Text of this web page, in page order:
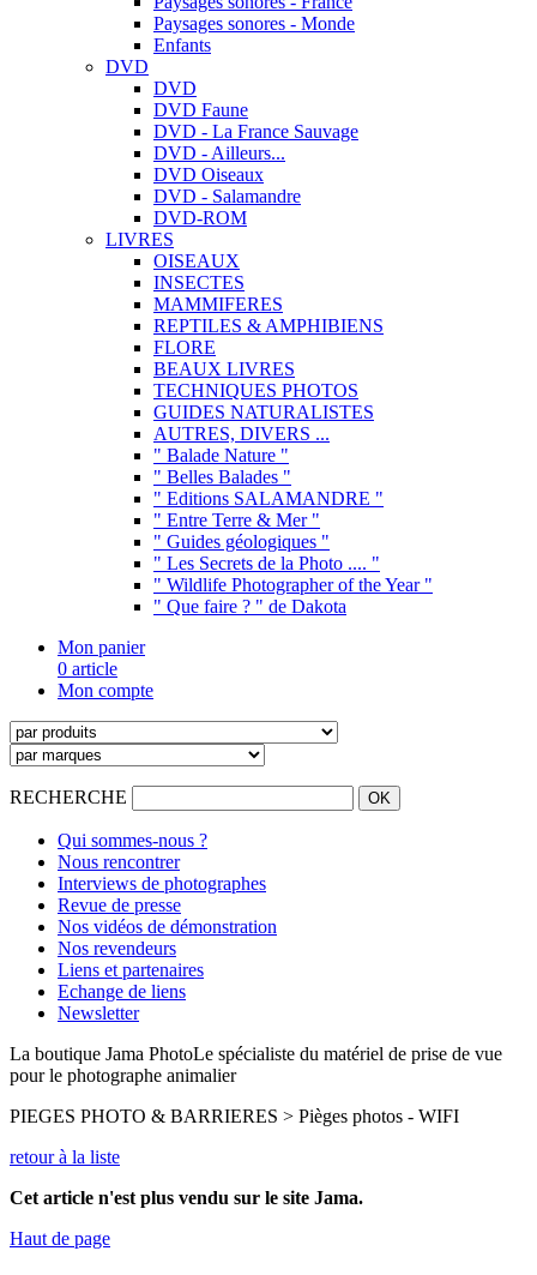
Paysages sonores - Monde
Enfants
DVD
DVD
DVD Faune
DVD - La France Sauvage
DVD - Ailleurs...
DVD Oiseaux
DVD - Salamandre
DVD-ROM
LIVRES
OISEAUX
INSECTES
MAMMIFERES
REPTILES & AMPHIBIENS
FLORE
BEAUX LIVRES
TECHNIQUES PHOTOS
GUIDES NATURALISTES
AUTRES, DIVERS ...
" Balade Nature "
" Belles Balades "
" Editions SALAMANDRE "
" Entre Terre & Mer "
" Guides géologiques "
" Les Secrets de la Photo .... "
" Wildlife Photographer of the Year "
" Que faire ? " de Dakota
Mon panier
0 article
Mon compte
RECHERCHE
Qui sommes-nous ?
Nous rencontrer
Interviews de photographes
Revue de presse
Nos vidéos de démonstration
Nos revendeurs
Liens et partenaires
Echange de liens
Newsletter
La boutique Jama PhotoLe spécialiste du matériel de prise de vue
pour le photographe animalier
PIEGES PHOTO & BARRIERES > Pièges photos - WIFI
retour à la liste
Cet article n'est plus vendu sur le site Jama.
Haut de page